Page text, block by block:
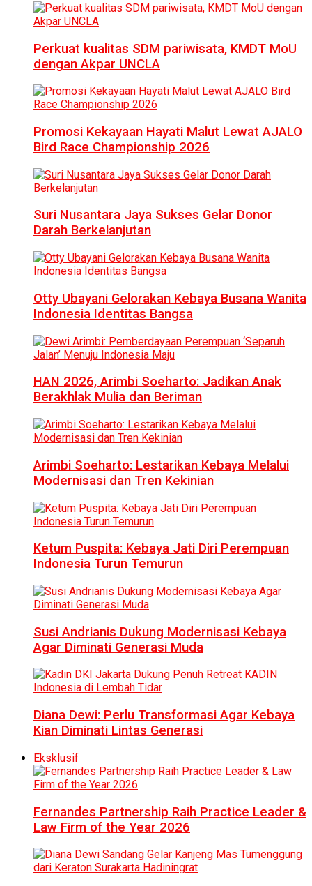
Perkuat kualitas SDM pariwisata, KMDT MoU
dengan Akpar UNCLA
Promosi Kekayaan Hayati Malut Lewat AJALO
Bird Race Championship 2026
Suri Nusantara Jaya Sukses Gelar Donor
Darah Berkelanjutan
Otty Ubayani Gelorakan Kebaya Busana Wanita
Indonesia Identitas Bangsa
HAN 2026, Arimbi Soeharto: Jadikan Anak
Berakhlak Mulia dan Beriman
Arimbi Soeharto: Lestarikan Kebaya Melalui
Modernisasi dan Tren Kekinian
Ketum Puspita: Kebaya Jati Diri Perempuan
Indonesia Turun Temurun
Susi Andrianis Dukung Modernisasi Kebaya
Agar Diminati Generasi Muda
Diana Dewi: Perlu Transformasi Agar Kebaya
Kian Diminati Lintas Generasi
Eksklusif
Fernandes Partnership Raih Practice Leader &
Law Firm of the Year 2026